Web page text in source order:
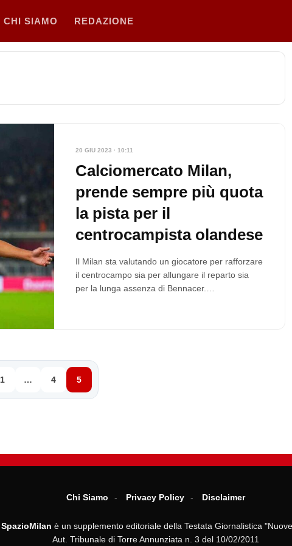
CHI SIAMO REDAZIONE
20 GIU 2023 · 10:11
Calciomercato Milan,
prende sempre più quota
la pista per il
centrocampista olandese
Il Milan sta valutando un giocatore per rafforzare
il centrocampo sia per allungare il reparto sia
per la lunga assenza di Bennacer.…
1 … 4 5
Chi Siamo Privacy Policy Disclaimer
SpazioMilan è un supplemento editoriale della Testata Giornalistica
Aut. Tribunale di Torre Annunziata n. 3 del 10/02/2011